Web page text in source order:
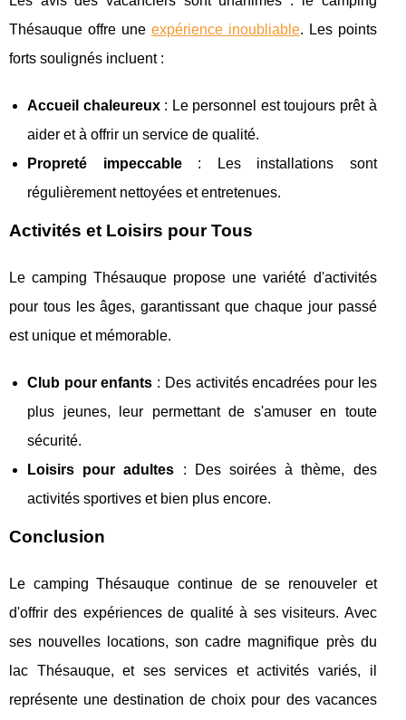
Thésauque offre une expérience inoubliable. Les points
forts soulignés incluent :
Accueil chaleureux: Le personnel est toujours prêt à
aider et à offrir un service de qualité.
Propreté impeccable: Les installations sont
régulièrement nettoyées et entretenues.
Activités et Loisirs pour Tous
Le camping Thésauque propose une variété d'activités
pour tous les âges, garantissant que chaque jour passé
est unique et mémorable.
Club pour enfants : Des activités encadrées pour les
plus jeunes, leur permettant de s'amuser en toute
sécurité.
Loisirs pour adultes : Des soirées à thème, des
activités sportives et bien plus encore.
Conclusion
Le camping Thésauque continue de se renouveler et
d'offrir des expériences de qualité à ses visiteurs. Avec
ses nouvelles locations, son cadre magnifique près du
lac Thésauque, et ses services et activités variés, il
représente une destination de choix pour des vacances